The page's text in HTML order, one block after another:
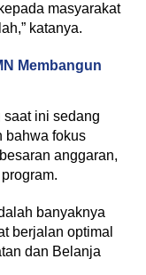
masyarakat
katanya.
Membangun
ini sedang
bahwa fokus
anggaran,
banyaknya
berjalan optimal
dan Belanja